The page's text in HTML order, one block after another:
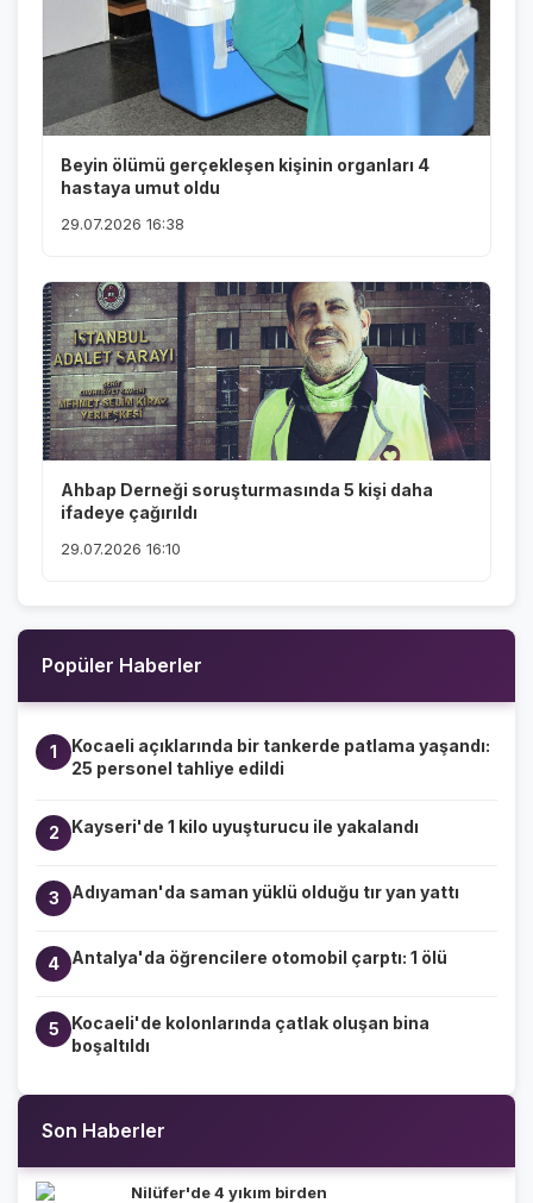
Beyin ölümü gerçekleşen kişinin organları 4
hastaya umut oldu
29.07.2026 16:38
Ahbap Derneği soruşturmasında 5 kişi daha
ifadeye çağırıldı
29.07.2026 16:10
Popüler Haberler
1
Kocaeli açıklarında bir tankerde patlama yaşandı:
25 personel tahliye edildi
2 Kayseri'de 1 kilo uyuşturucu ile yakalandı
3 Adıyaman'da saman yüklü olduğu tır yan yattı
4 Antalya'da öğrencilere otomobil çarptı: 1 ölü
5
Kocaeli'de kolonlarında çatlak oluşan bina
boşaltıldı
Son Haberler
Nilüfer'de 4 yıkım birden